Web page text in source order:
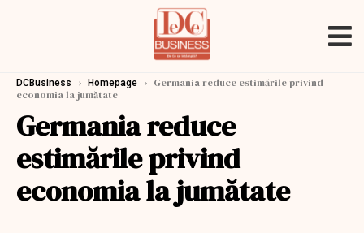
DCBusiness › Homepage › Germania reduce estimările privind
economia la jumătate
Germania reduce
estimările privind
economia la jumătate